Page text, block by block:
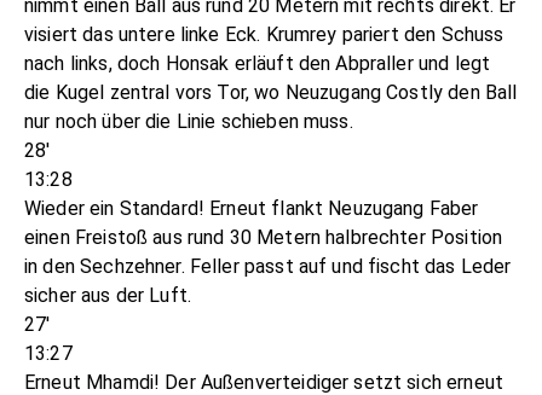
nimmt einen Ball aus rund 20 Metern mit rechts direkt. Er
visiert das untere linke Eck. Krumrey pariert den Schuss
nach links, doch Honsak erläuft den Abpraller und legt
die Kugel zentral vors Tor, wo Neuzugang Costly den Ball
nur noch über die Linie schieben muss.
28'
13:28
Wieder ein Standard! Erneut flankt Neuzugang Faber
einen Freistoß aus rund 30 Metern halbrechter Position
in den Sechzehner. Feller passt auf und fischt das Leder
sicher aus der Luft.
27'
13:27
Erneut Mhamdi! Der Außenverteidiger setzt sich erneut